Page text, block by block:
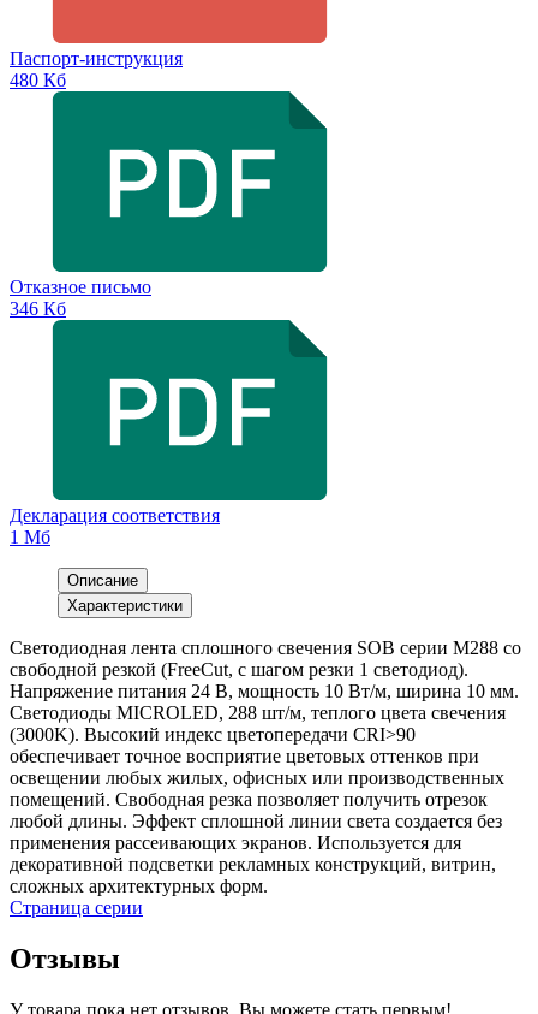
Паспорт-инструкция
480 Кб
Отказное письмо
346 Кб
Декларация соответствия
1 Мб
Описание
Характеристики
Светодиодная лента сплошного свечения SOB серии M288 со
свободной резкой (FreeCut, с шагом резки 1 светодиод).
Напряжение питания 24 В, мощность 10 Вт/м, ширина 10 мм.
Светодиоды MICROLED, 288 шт/м, теплого цвета свечения
(3000K). Высокий индекс цветопередачи CRI>90
обеспечивает точное восприятие цветовых оттенков при
освещении любых жилых, офисных или производственных
помещений. Свободная резка позволяет получить отрезок
любой длины. Эффект сплошной линии света создается без
применения рассеивающих экранов. Используется для
декоративной подсветки рекламных конструкций, витрин,
сложных архитектурных форм.
Страница серии
Отзывы
У товара пока нет отзывов. Вы можете стать первым!